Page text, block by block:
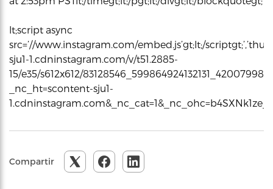
lt;script async
src=’//www.instagram.com/embed.js’gt;lt;/
sju1-1.cdninstagram.com/v/t51.2885-
15/e35/s612x612/
_nc_ht=scontent-sju1-
Compartir